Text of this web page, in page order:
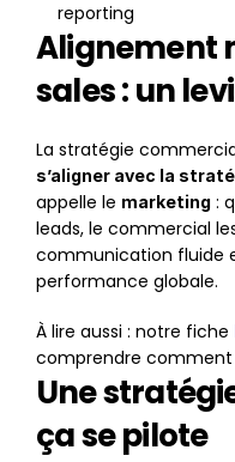
reporting
Alignement
sales : un
s’aligner avec la
appelle le marketing :
leads, le commercial
communication fluide
performance globale.
À lire aussi : notre fiche
comprendre comment
Une
ça se pilote